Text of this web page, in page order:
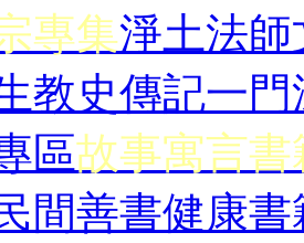
專集淨土法師
教史傳記一門
區故事寓言書
間善書健康書